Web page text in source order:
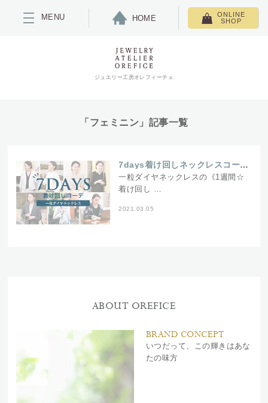
MENU HOME
ONLINE
SHOP
ジュエリー工房オレフィーチェ
「フェミニン」記事一覧
7days着け回しネックレスコーデ！1本で最強【一粒ダイヤネックレス】
一粒ダイヤネックレスの《1週間☆
着け回し …
2021.03.05
ABOUT OREFICE
BRAND CONCEPT
いつだって、この輝きはあな
たの味方